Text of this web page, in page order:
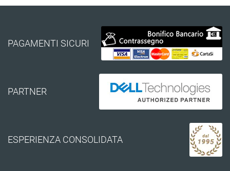
PAGAMENTI SICURI
PARTNER
ESPERIENZA CONSOLIDATA